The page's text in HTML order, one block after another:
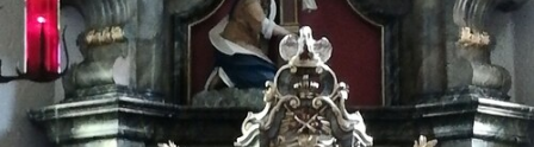
Personen